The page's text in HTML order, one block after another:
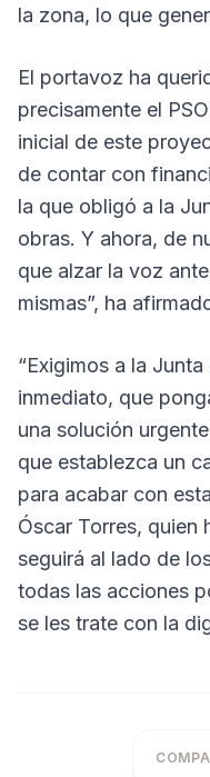
la zona, lo que
El portavoz ha
precisamente el
inicial de este
de contar con
la que obligó a la
obras. Y ahora, de
que alzar la voz
mismas”, ha
“Exigimos a la
inmediato, que
una solución
que establezca un
para acabar con
Óscar Torres, quien
seguirá al lado de
todas las acciones
se les trate con la